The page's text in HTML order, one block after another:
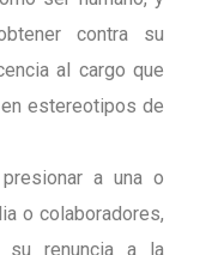
contra su
al cargo que
estereotipos de
a una o
o colaboradores,
renuncia a la